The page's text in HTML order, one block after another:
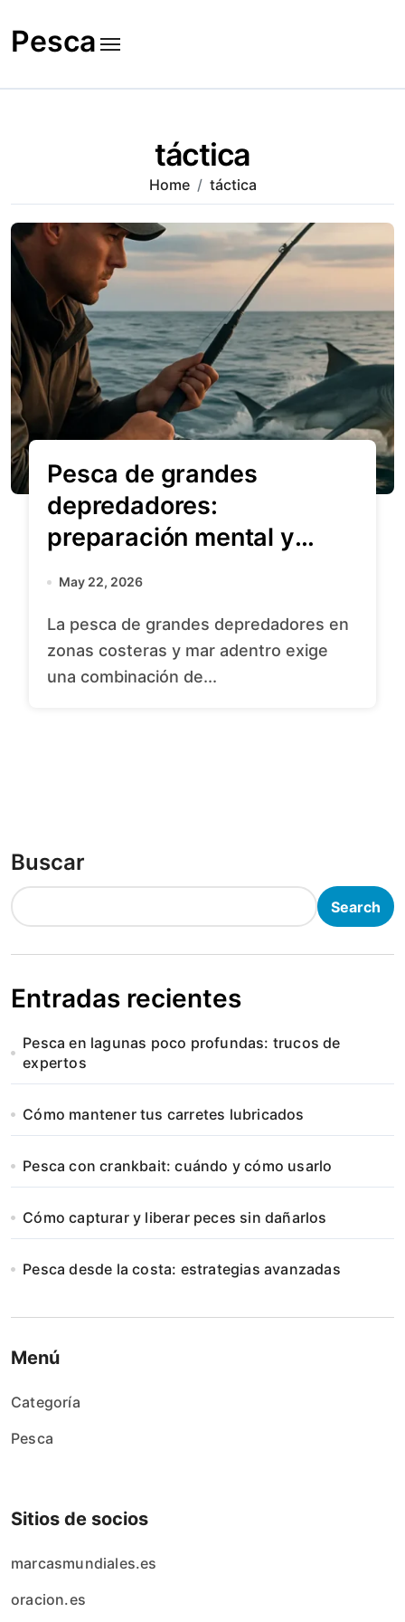
to
content
Pesca
táctica
Home táctica
Pesca de grandes
depredadores:
preparación mental y
técnica
May 22, 2026
La pesca de grandes depredadores en
zonas costeras y mar adentro exige
una combinación de...
Buscar
Search
Entradas recientes
Pesca en lagunas poco profundas: trucos de
expertos
Cómo mantener tus carretes lubricados
Pesca con crankbait: cuándo y cómo usarlo
Cómo capturar y liberar peces sin dañarlos
Pesca desde la costa: estrategias avanzadas
Menú
Categoría
Pesca
Sitios de socios
marcasmundiales.es
oracion.es